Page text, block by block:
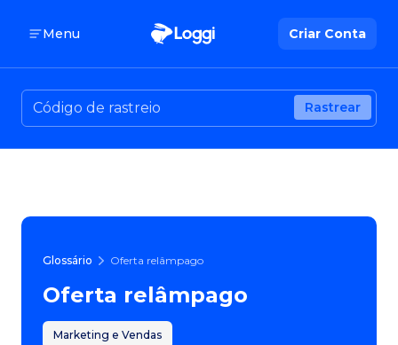
Menu Criar Conta
Rastrear
Glossário Oferta relâmpago
Oferta relâmpago
Marketing e Vendas